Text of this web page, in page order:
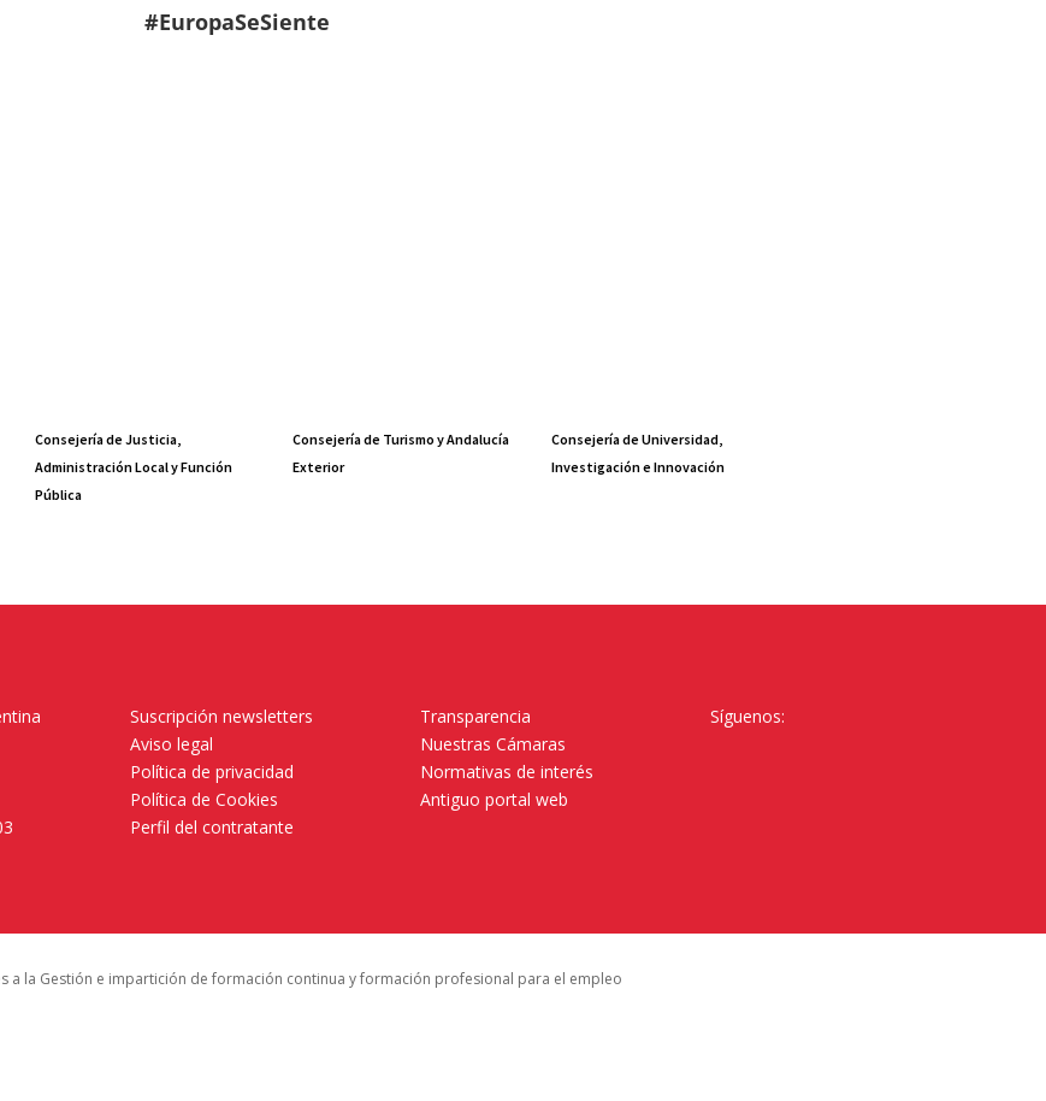
#EuropaSeSiente
Consejería de Justicia,
Administración Local y Función
Pública
Consejería de Turismo y Andalucía
Exterior
Consejería de Universidad,
Investigación e Innovación
Suscripción newsletters
Aviso legal
Política de privacidad
Política de Cookies
Perfil del contratante
Transparencia
Nuestras Cámaras
Normativas de interés
Antiguo portal web
Síguenos:
a la Gestión e impartición de formación continua y formación profesional para el empleo